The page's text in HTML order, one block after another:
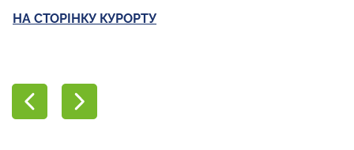
НА СТОРІНКУ КУРОРТУ